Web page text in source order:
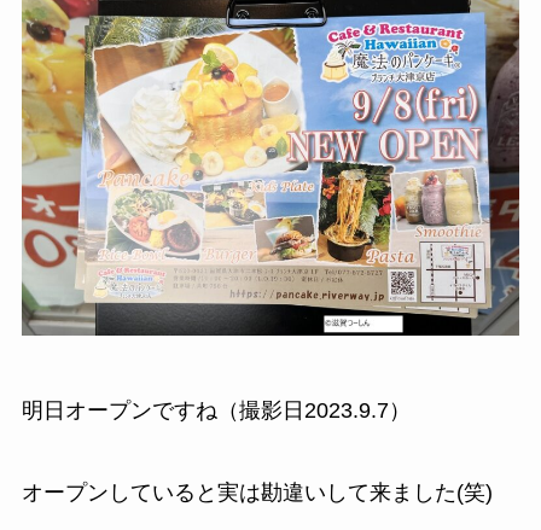
明日オープンですね（撮影日2023.9.7）
オープンしていると実は勘違いして来ました(笑)